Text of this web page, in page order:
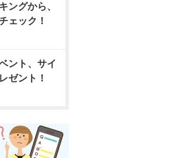
ングから、
ェック！
ント、サイ
ゼント！